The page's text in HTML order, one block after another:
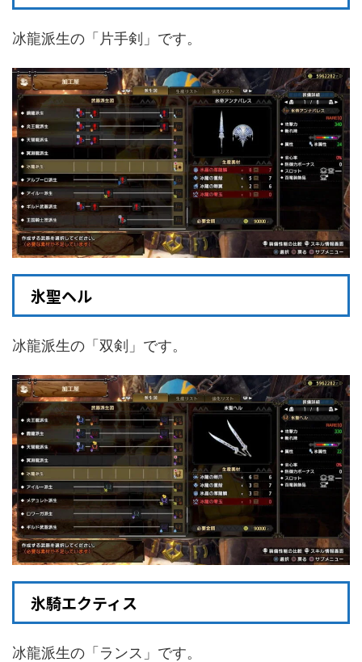
冰龍派生の「片手剣」です。
氷聖ヘル
冰龍派生の「双剣」です。
氷騎エクティス
冰龍派生の「ランス」です。